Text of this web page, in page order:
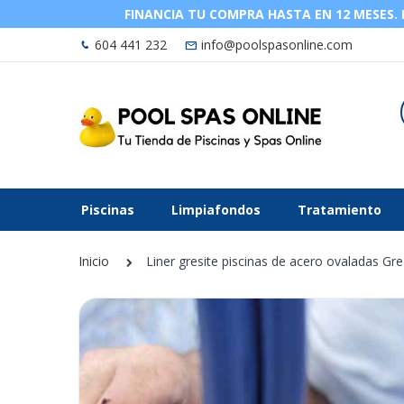
FINANCIA TU COMPRA HASTA EN 12
604 441 232
info@poolspasonline.com
Piscinas Limpiafondos Tratamiento
Inicio Liner gresite piscinas de acero ovaladas
Saltar
final
de